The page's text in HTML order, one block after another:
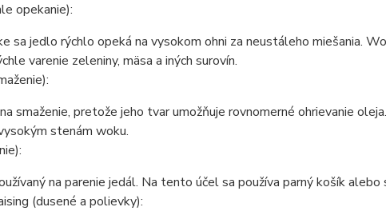
opekanie):
sa jedlo rýchlo opeká na vysokom ohni za neustáleho miešania.
varenie zeleniny, mäsa a iných surovín.
smaženie, pretože jeho tvar umožňuje rovnomerné ohrievanie
stenám woku.
na parenie jedál. Na tento účel sa používa parný košík
(dusené a polievky):